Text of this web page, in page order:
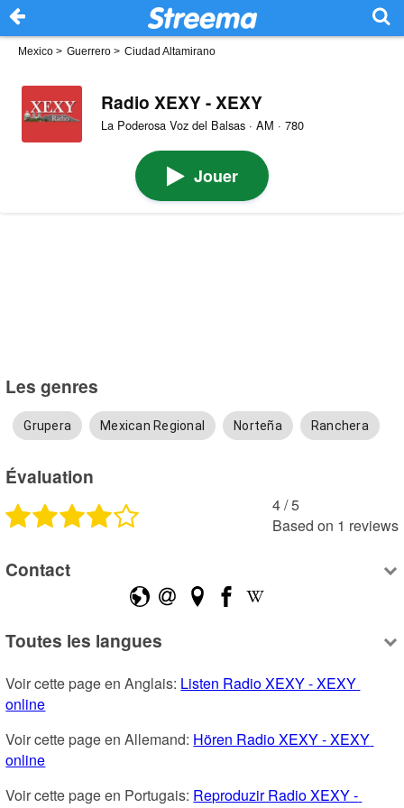
Mexico > Guerrero > Ciudad Altamirano
Radio XEXY - XEXY
La Poderosa Voz del Balsas · AM · 780
Jouer
Les genres
Grupera Mexican Regional Norteña Ranchera
Évaluation
4 /5
Based on 1 reviews
Contact
Toutes les langues
Voir cette page en Anglais: Listen Radio XEXY - XEXY
online
Voir cette page en Allemand: Hören Radio XEXY - XEXY
online
Voir cette page en Portugais: Reproduzir Radio XEXY -